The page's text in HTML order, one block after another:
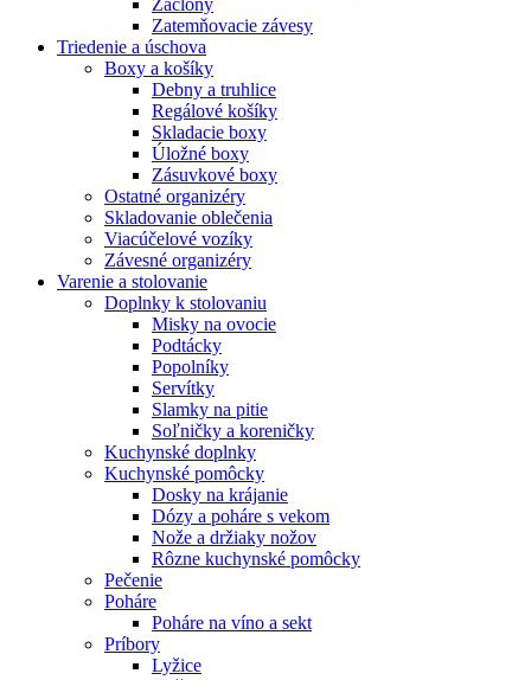
Zatemňovacie závesy
Triedenie a úschova
Boxy a košíky
Debny a truhlice
Regálové košíky
Skladacie boxy
Úložné boxy
Zásuvkové boxy
Ostatné organizéry
Skladovanie oblečenia
Viacúčelové vozíky
Závesné organizéry
Varenie a stolovanie
Doplnky k stolovaniu
Misky na ovocie
Podtácky
Popolníky
Servítky
Slamky na pitie
Soľničky a koreničky
Kuchynské doplnky
Kuchynské pomôcky
Dosky na krájanie
Dózy a poháre s vekom
Nože a držiaky nožov
Rôzne kuchynské pomôcky
Pečenie
Poháre
Poháre na víno a sekt
Príbory
Lyžice